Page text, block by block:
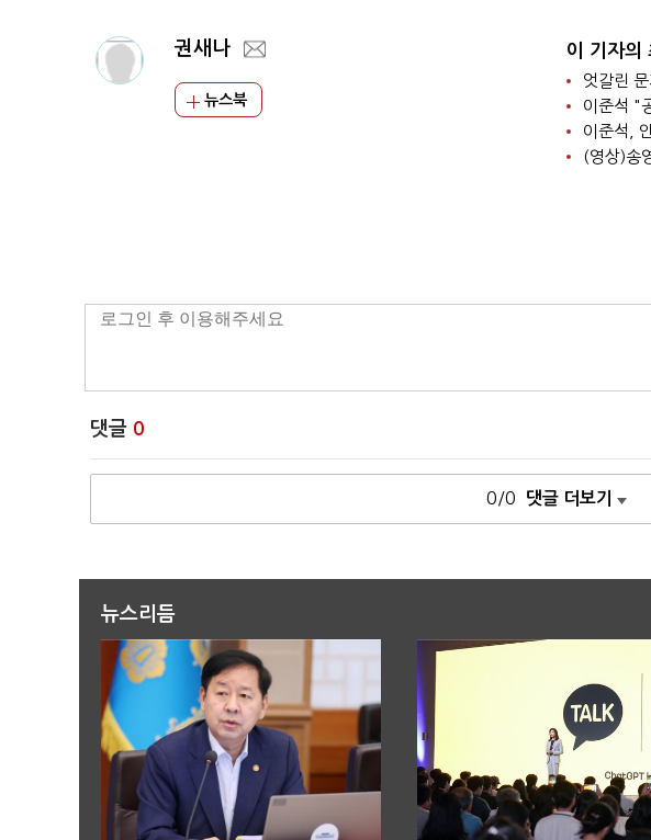
권새나
뉴스북
이 기자의
엇갈린
이준석,
(영상)송
댓글 0
0/0 댓글 더보기
뉴스리듬